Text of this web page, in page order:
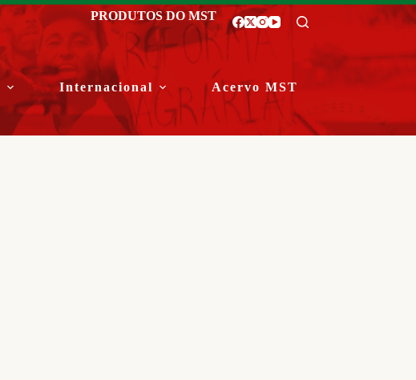
PRODUTOS DO MST
Internacional Acervo MST